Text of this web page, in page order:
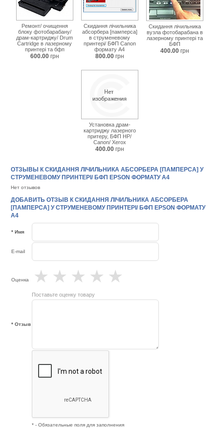
Ремонт/ очищення
блоку фотобарабану/
драм-картриджу/ Drum
Cartridge в лазерному
принтері та бфп
600.00 грн
Скидання лічильника
абсорбера [памперса]
в струменевому
принтері/ БФП Canon
формату А4
800.00 грн
Скидання лічильника
вузла фотобарабана в
лазерному принтері та
БФП
400.00 грн
Установка драм-
картриджу лазерного
притеру, БФП HP/
Canon/ Xerox
400.00 грн
ОТЗЫВЫ К СКИДАННЯ ЛІЧИЛЬНИКА АБСОРБЕРА [ПАМПЕРСА] У
СТРУМЕНЕВОМУ ПРИНТЕРІ/ БФП EPSON ФОРМАТУ А4
Нет отзывов
ДОБАВИТЬ ОТЗЫВ К СКИДАННЯ ЛІЧИЛЬНИКА АБСОРБЕРА
[ПАМПЕРСА] У СТРУМЕНЕВОМУ ПРИНТЕРІ/ БФП EPSON ФОРМАТУ
А4
* Имя
E-mail
Оценка ★
★
★
★
★
Поставьте оценку товару
* Отзыв
* - Обязательные поля для заполнения